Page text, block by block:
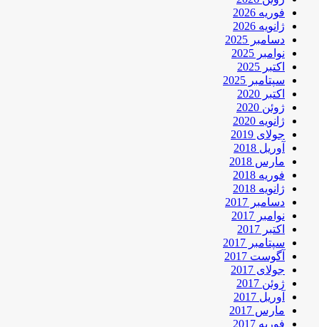
فوریه 2026
ژانویه 2026
دسامبر 2025
نوامبر 2025
اکتبر 2025
سپتامبر 2025
اکتبر 2020
ژوئن 2020
ژانویه 2020
جولای 2019
آوریل 2018
مارس 2018
فوریه 2018
ژانویه 2018
دسامبر 2017
نوامبر 2017
اکتبر 2017
سپتامبر 2017
آگوست 2017
جولای 2017
ژوئن 2017
آوریل 2017
مارس 2017
فوریه 2017